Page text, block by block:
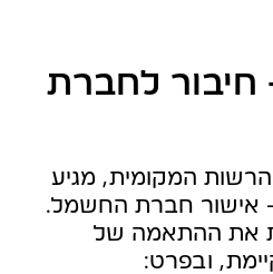
לחברת
המקומית, מגיע
אישור חברת החשמל.
את ההתאמה של
ובפרט: